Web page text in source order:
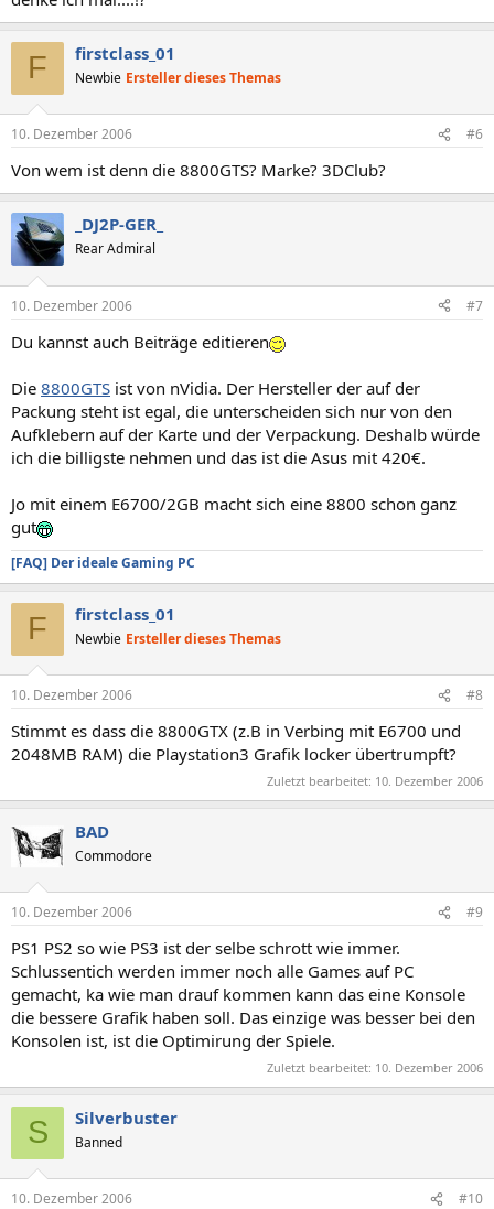
F firstclass_01
Newbie Ersteller dieses Themas
10. Dezember 2006 #6
Von wem ist denn die 8800GTS? Marke? 3DClub?
_DJ2P-GER_
Rear Admiral
10. Dezember 2006 #7
Du kannst auch Beiträge editieren
Die 8800GTS ist von nVidia. Der Hersteller der auf der
Packung steht ist egal, die unterscheiden sich nur von den
Aufklebern auf der Karte und der Verpackung. Deshalb würde
ich die billigste nehmen und das ist die Asus mit 420€.
Jo mit einem E6700/2GB macht sich eine 8800 schon ganz
gut
[FAQ] Der ideale Gaming PC
F firstclass_01
Newbie Ersteller dieses Themas
10. Dezember 2006 #8
Stimmt es dass die 8800GTX (z.B in Verbing mit E6700 und
2048MB RAM) die Playstation3 Grafik locker übertrumpft?
Zuletzt bearbeitet: 10. Dezember 2006
BAD
Commodore
10. Dezember 2006 #9
PS1 PS2 so wie PS3 ist der selbe schrott wie immer.
Schlussentich werden immer noch alle Games auf PC
gemacht, ka wie man drauf kommen kann das eine Konsole
die bessere Grafik haben soll. Das einzige was besser bei den
Konsolen ist, ist die Optimirung der Spiele.
Zuletzt bearbeitet: 10. Dezember 2006
S Silverbuster
Banned
10. Dezember 2006 #10